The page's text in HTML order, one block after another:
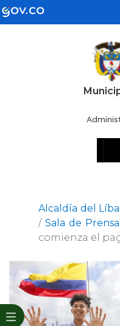
Alcaldía del
/ Sala de Prensa
comienza el